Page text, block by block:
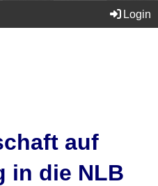
Login
auf
in die NLB